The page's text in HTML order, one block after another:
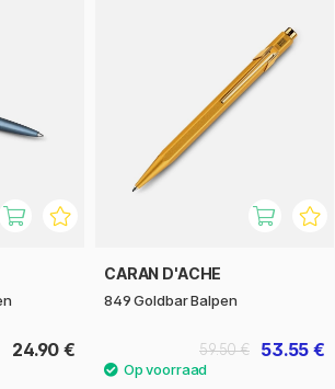
24.90 €
CARAN D'ACHE
849 Goldbar Balpen
53.55 €
59.50 €